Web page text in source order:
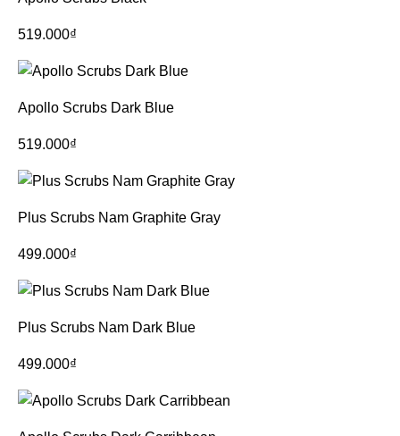
519.000₫
Apollo Scrubs Dark Blue
519.000₫
Plus Scrubs Nam Graphite Gray
499.000₫
Plus Scrubs Nam Dark Blue
499.000₫